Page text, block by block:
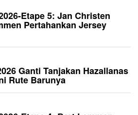
Etape 5: Jan Christen
Pertahankan Jersey
Ganti Tanjakan Hazallanas
Rute Barunya